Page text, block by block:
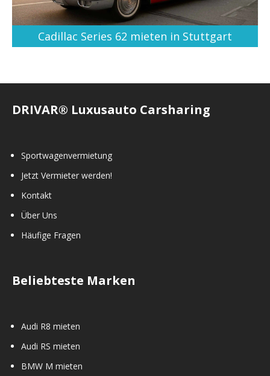
Cadillac Series 62 mieten in Stuttgart
DRIVAR® Luxusauto Carsharing
Sportwagenvermietung
Jetzt Vermieter werden!
Kontakt
Über Uns
Häufige Fragen
Beliebteste Marken
Audi R8 mieten
Audi RS mieten
BMW M mieten